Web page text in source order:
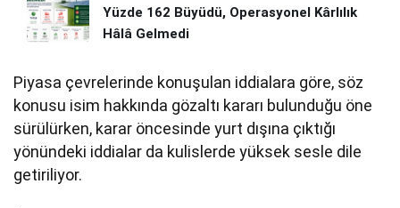
Yüzde 162 Büyüdü, Operasyonel Kârlılık
Hâlâ Gelmedi
Piyasa çevrelerinde konuşulan iddialara göre, söz
konusu isim hakkında gözaltı kararı bulunduğu öne
sürülürken, karar öncesinde yurt dışına çıktığı
yönündeki iddialar da kulislerde yüksek sesle dile
getiriliyor.